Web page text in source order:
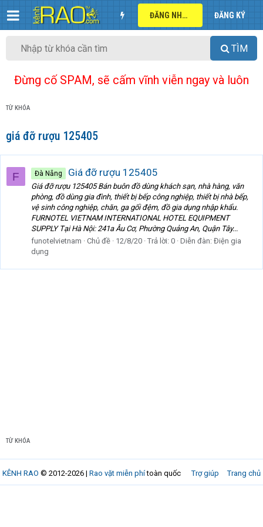
ĐĂNG NHẬP ĐĂNG KÝ
TÌM
Đừng cố SPAM, sẽ cấm vĩnh viễn ngay và luôn
TỪ KHÓA
giá đỡ rượu 125405
F Đà Nẵng Giá đỡ rượu 125405
Giá đỡ rượu 125405 Bán buôn đồ dùng khách sạn, nhà hàng, văn
phòng, đồ dùng gia đình, thiết bị bếp công nghiệp, thiết bị nhà bếp,
vệ sinh công nghiệp, chăn, ga gối đệm, đồ gia dụng nhập khẩu.
FURNOTEL VIETNAM INTERNATIONAL HOTEL EQUIPMENT
SUPPLY Tại Hà Nội: 241a Âu Cơ, Phường Quảng An, Quận Tây...
funotelvietnam
Chủ đề 12/8/20 Trả lời: 0 Diễn đàn: Điện gia
dụng
TỪ KHÓA
Trợ giúp Trang chủ
KÊNH RAO © 2012-2026 | Rao vặt miễn phítoàn quốc